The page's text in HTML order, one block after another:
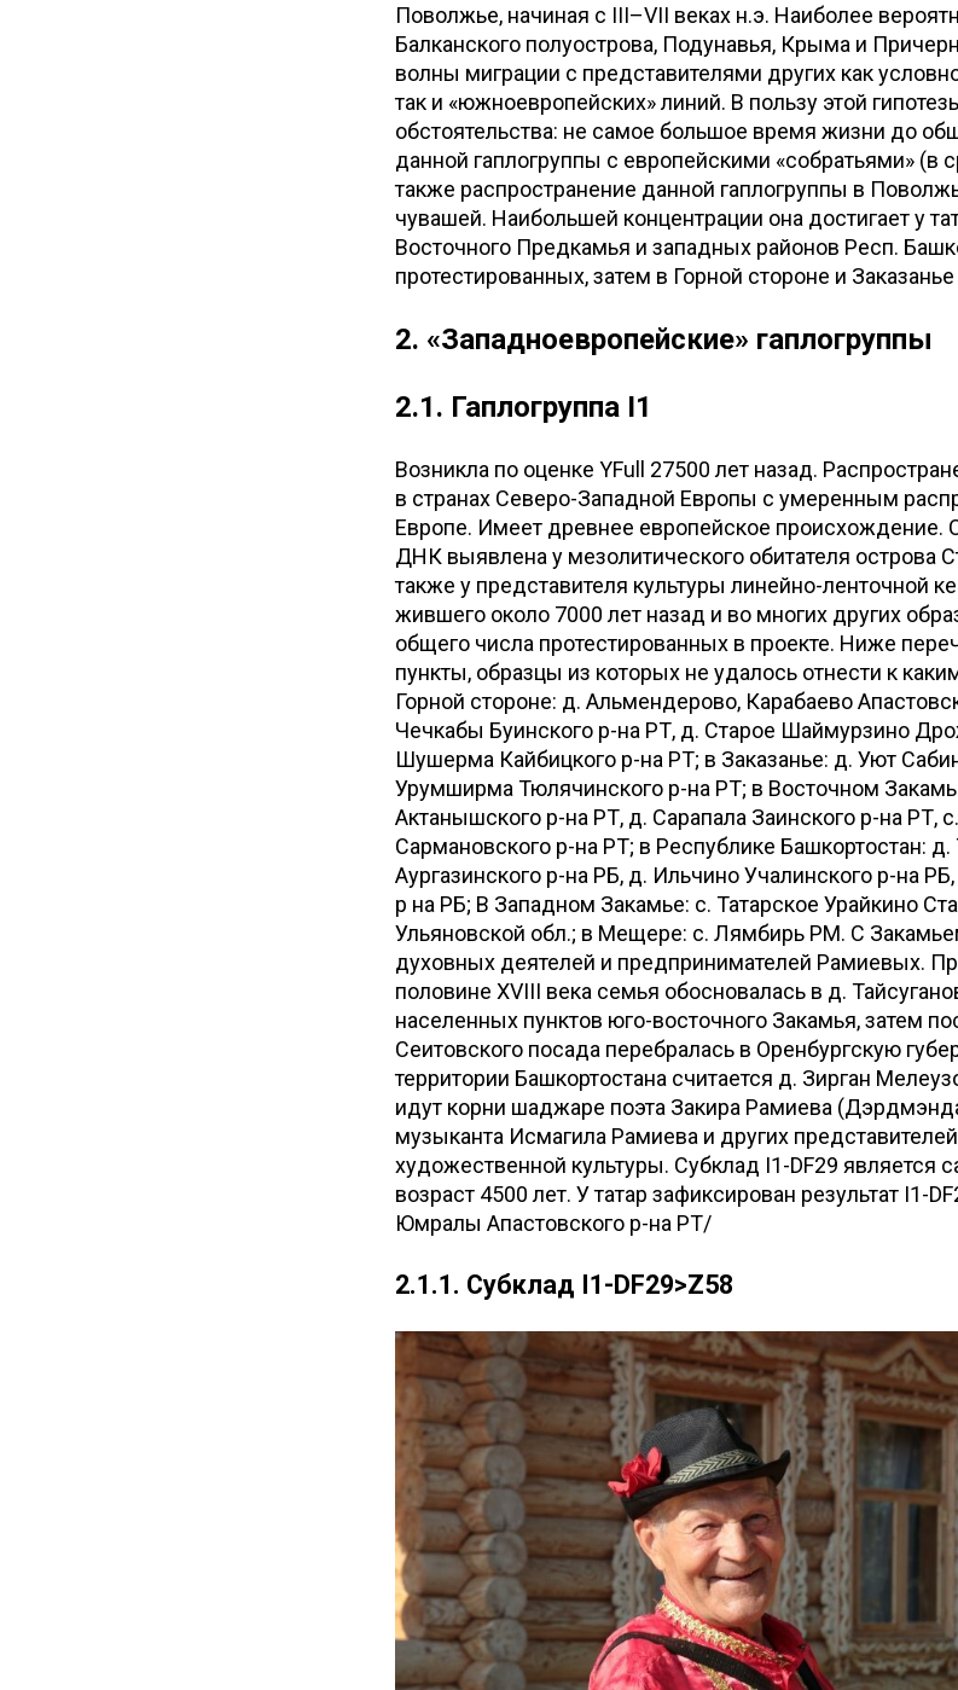
Поволжье, начиная с III–VII веках н.э. Наиболее
Балканского полуострова, Подунавья, Крыма и
волны миграции с представителями других как
так и «южноевропейских» линий. В пользу этой
обстоятельства: не самое большое время жизни до
данной гаплогруппы с европейскими «собратьями» (в
также распространение данной гаплогруппы в
чувашей. Наибольшей концентрации она достигает у
Восточного Предкамья и западных районов Респ.
протестированных, затем в Горной стороне и
2. «Западноевропейские» гаплогруппы
2.1. Гаплогруппа I1
Возникла по оценке YFull 27500 лет назад.
в странах Северо-Западной Европы с умеренным
Европе. Имеет древнее европейское происхождение.
ДНК выявлена у мезолитического обитателя острова
также у представителя культуры линейно-ленточной
жившего около 7000 лет назад и во многих других
общего числа протестированных в проекте. Ниже
пункты, образцы из которых не удалось отнести к
Горной стороне: д. Альмендерово, Карабаево
Чечкабы Буинского р-на РТ, д. Старое Шаймурзино
Шушерма Кайбицкого р-на РТ; в Заказанье: д. Уют
Урумширма Тюлячинского р-на РТ; в Восточном
Актанышского р-на РТ, д. Сарапала Заинского р-на РТ,
Сармановского р-на РТ; в Республике Башкортостан: д.
Аургазинского р-на РБ, д. Ильчино Учалинского р-на
р на РБ; В Западном Закамье: с. Татарское Урайкино
Ульяновской обл.; в Мещере: с. Лямбирь РМ. С
духовных деятелей и предпринимателей Рамиевых.
половине XVIII века семья обосновалась в д.
населенных пунктов юго-восточного Закамья, затем
Сеитовского посада перебралась в Оренбургскую
территории Башкортостана считается д. Зирган
идут корни шаджаре поэта Закира Рамиева
музыканта Исмагила Рамиева и других
художественной культуры. Субклад I1-DF29
возраст 4500 лет. У татар зафиксирован результат I1-
Юмралы Апастовского р-на РТ/
2.1.1. Субклад I1-DF29>Z58